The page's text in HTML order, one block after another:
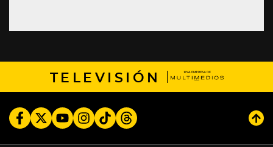
TELEVISIÓN
FacebookTwitterYoutubeInstagram
TikTokThreads